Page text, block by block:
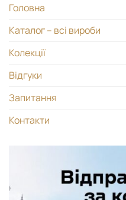
Головна
Каталог – всі вироби
Колекції
Відгуки
Запитання
Контакти